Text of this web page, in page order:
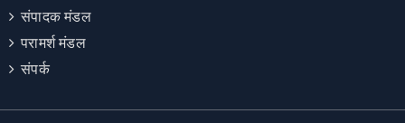
संपादक मंडल
परामर्श मंडल
संपर्क